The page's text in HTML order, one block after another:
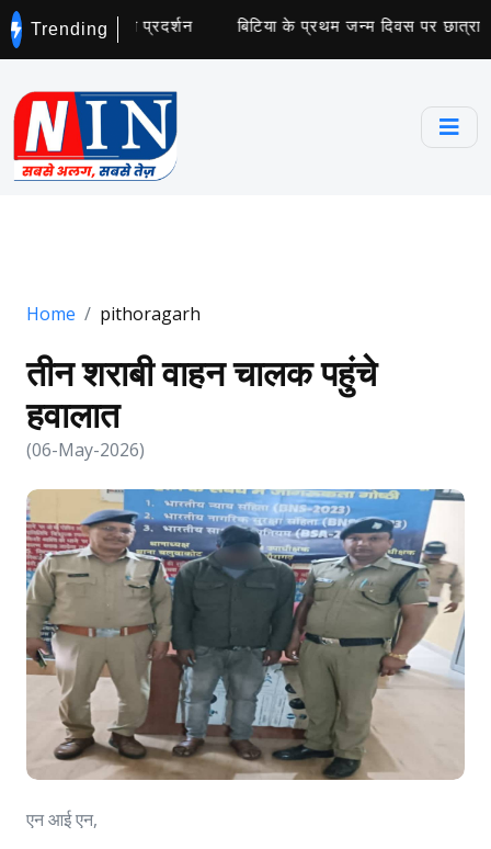
Trending
कांग्रेस ने किया प्रदर्शन बिटिया के प्रथम जन्म दिवस पर छात्राओं को
Home pithoragarh
तीन शराबी वाहन चालक पहुंचे
हवालात
(06-May-2026)
एन आई एन,